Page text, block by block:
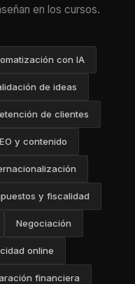
en los cursos.
con IA
de ideas
de clientes
y contenido
y fiscalidad
Negociación
online
financiera